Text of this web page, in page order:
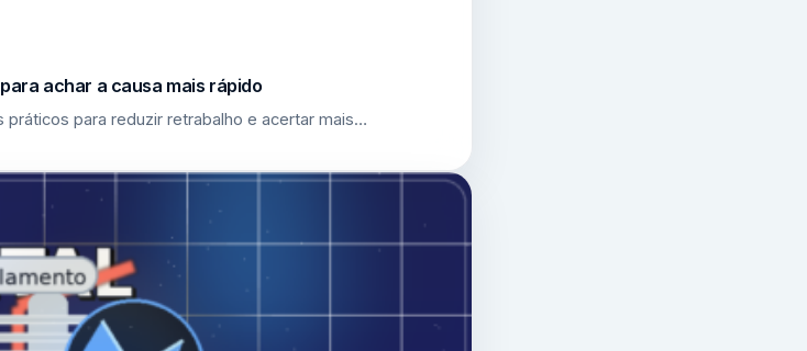
achar a causa mais rápido
para reduzir retrabalho e acertar mais…